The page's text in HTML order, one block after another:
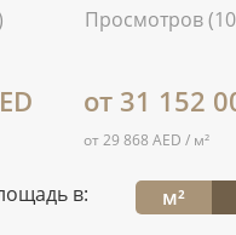
Просмотров
от 31 152
от 29 868 AED / м²
в: м²